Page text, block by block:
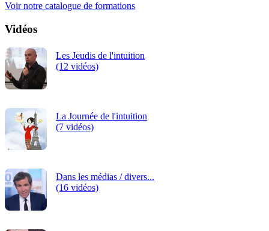
Voir notre catalogue de formations
Vidéos
Les Jeudis de l'intuition
(12 vidéos)
La Journée de l'intuition
(7 vidéos)
Dans les médias / divers...
(16 vidéos)